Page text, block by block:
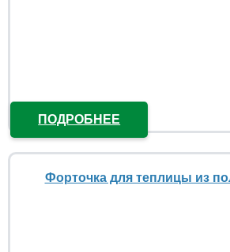
ПОДРОБНЕЕ
Форточка для теплицы из